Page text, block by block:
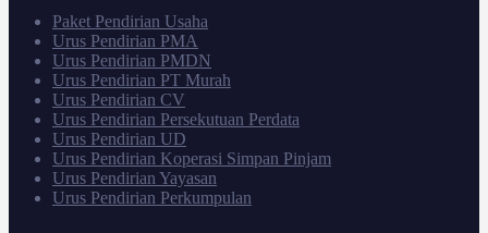
Paket Pendirian Usaha
Urus Pendirian PMA
Urus Pendirian PMDN
Urus Pendirian PT Murah
Urus Pendirian CV
Urus Pendirian Persekutuan Perdata
Urus Pendirian UD
Urus Pendirian Koperasi Simpan Pinjam
Urus Pendirian Yayasan
Urus Pendirian Perkumpulan